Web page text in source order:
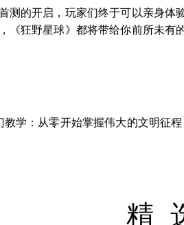
测的开启，玩家们终于可以亲身
《狂野星球》都将带给你前所未
教学：从零开始掌握伟大的文明征程
精